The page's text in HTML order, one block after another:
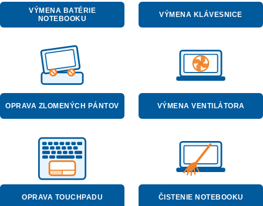
VÝMENA BATÉRIE
NOTEBOOKU
VÝMENA KLÁVESNICE
OPRAVA ZLOMENÝCH PÁNTOV VÝMENA VENTILÁTORA
OPRAVA TOUCHPADU ČISTENIE NOTEBOOKU